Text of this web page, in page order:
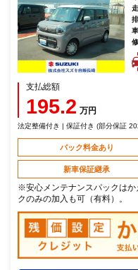
支払総額
195.2 万円
法定整備付き | 保証付き (部分保証
パック料金あり
新車保証継承
※安心メンテナンスパックはか
クのみの加入も可（有料）。